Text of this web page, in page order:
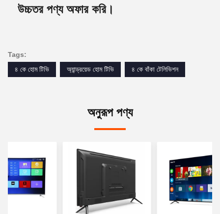
উচ্চতর পণ্য অফার করি।
Tags:
৪ কে হোম টিভি
অ্যান্ড্রয়েড হোম টিভি ৪ কে বাঁকা টেলিভিশন
অনুরূপ পণ্য